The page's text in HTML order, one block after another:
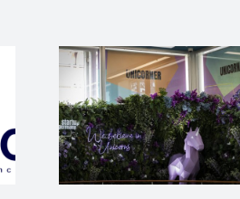
Der
Business
Angels
2024 in
Mainz